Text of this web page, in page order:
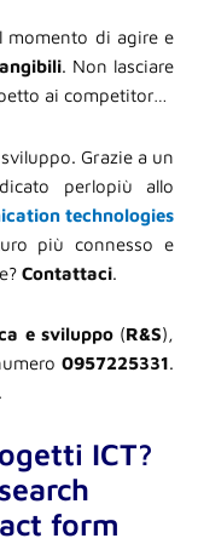
momento di agire e
. Non lasciare
ai competitor…
Grazie a un
perlopiù allo
technologies
più connesso e
Contattaci.
e sviluppo (R&S),
0957225331.
.
ICT?
form